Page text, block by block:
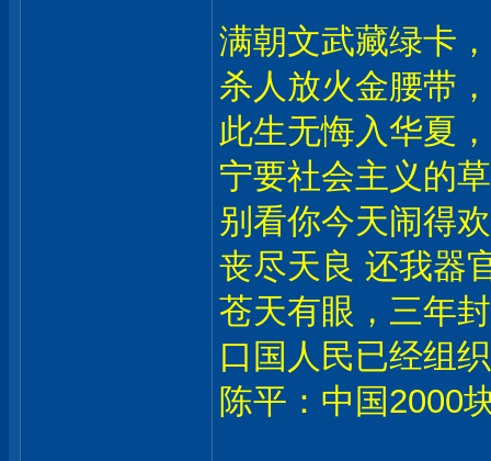
满朝文武藏绿卡
杀人放火金腰带
此生无悔入华夏
宁要社会主义的
别看你今天闹得
丧尽天良 还我器
苍天有眼，三年
口国人民已经组
陈平：中国2000